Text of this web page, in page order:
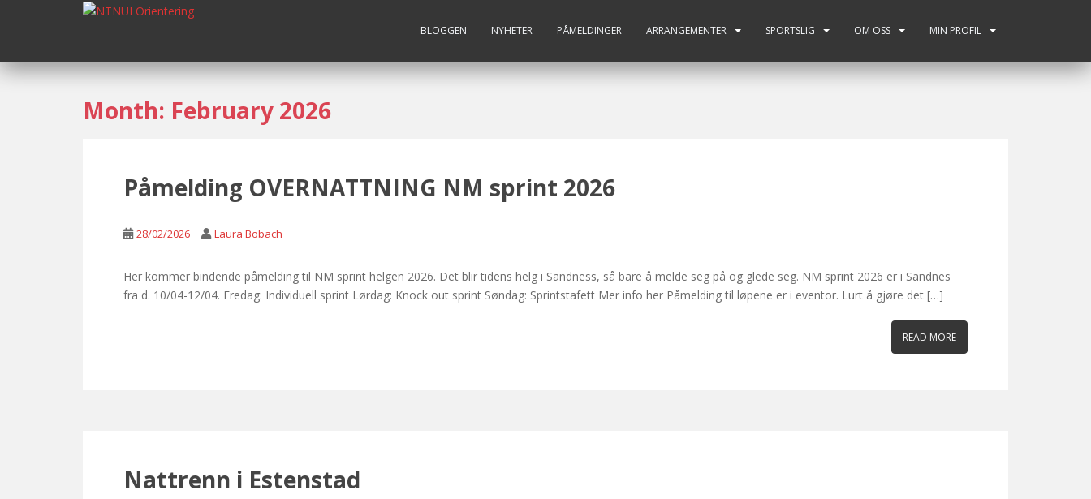
p
BLOGGEN NYHETER PÅMELDINGER ARRANGEMENTER SPORTSLIG OM OSS MIN PROFIL
Month: February 2026
Påmelding OVERNATTNING NM sprint 2026
28/02/2026 Laura Bobach
Her kommer bindende påmelding til NM sprint helgen 2026. Det blir tidens helg i Sandness, så bare å melde seg på og glede seg. NM sprint 2026 er i Sandnes
fra d. 10/04-12/04. Fredag: Individuell sprint Lørdag: Knock out sprint Søndag: Sprintstafett Mer info her Påmelding til løpene er i eventor. Lurt å gjøre det […]
READ MORE
Nattrenn i Estenstad